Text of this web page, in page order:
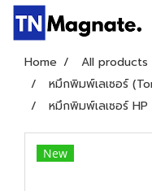
Home All products
หมึกพิมพ์เลเซอร์
หมึกพิมพ์เลเซอร์
New